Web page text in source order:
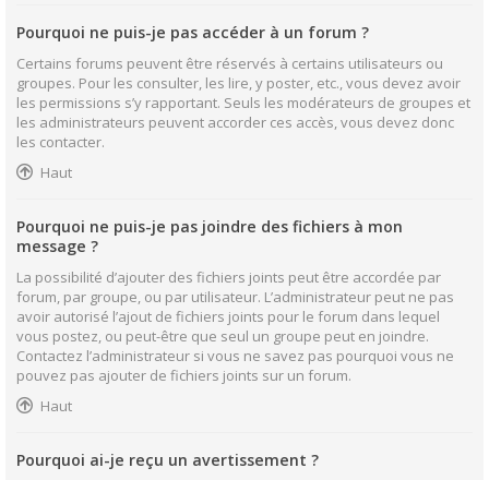
Pourquoi ne puis-je pas accéder à un forum ?
Certains forums peuvent être réservés à certains utilisateurs ou
groupes. Pour les consulter, les lire, y poster, etc., vous devez avoir
les permissions s’y rapportant. Seuls les modérateurs de groupes et
les administrateurs peuvent accorder ces accès, vous devez donc
les contacter.
Haut
Pourquoi ne puis-je pas joindre des fichiers à mon
message ?
La possibilité d’ajouter des fichiers joints peut être accordée par
forum, par groupe, ou par utilisateur. L’administrateur peut ne pas
avoir autorisé l’ajout de fichiers joints pour le forum dans lequel
vous postez, ou peut-être que seul un groupe peut en joindre.
Contactez l’administrateur si vous ne savez pas pourquoi vous ne
pouvez pas ajouter de fichiers joints sur un forum.
Haut
Pourquoi ai-je reçu un avertissement ?